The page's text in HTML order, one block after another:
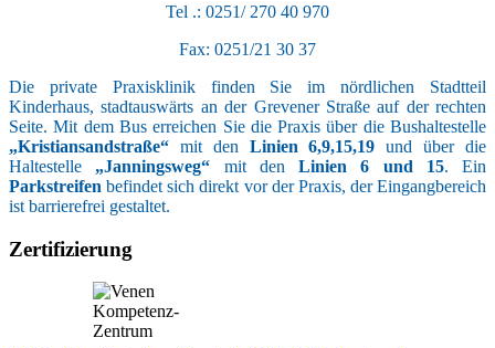
Tel .: 0251/ 270 40 970
Fax: 0251/21 30 37
Die private Praxisklinik finden Sie im nördlichen Stadtteil
Kinderhaus, stadtauswärts an der Grevener Straße auf der rechten
Seite. Mit dem Bus erreichen Sie die Praxis über die Bushaltestelle
„Kristiansandstraße“ mit den Linien 6,9,15,19 und über die
Haltestelle „Janningsweg“ mit den Linien 6 und 15. Ein
Parkstreifen befindet sich direkt vor der Praxis, der Eingangbereich
ist barrierefrei gestaltet.
Zertifizierung